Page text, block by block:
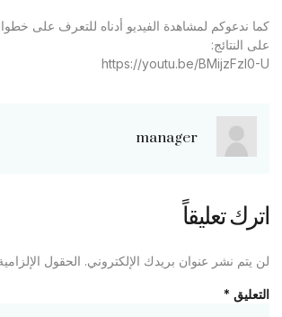
كما ندعوكم لمشاهدة الفيديو أدناه للتعرف على
على النتائج:
https://youtu.be/BMijzFzl0-U
manager
اترك تعليقاً
لن يتم نشر عنوان بريدك الإلكتروني. الحقول
التعليق *